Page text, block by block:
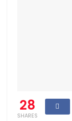
28
SHARES